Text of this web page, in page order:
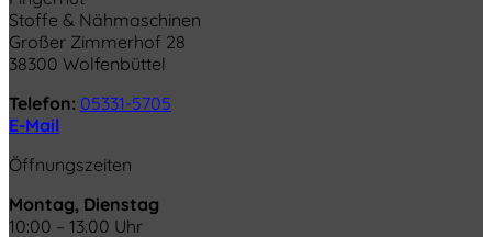
Stoffe & Nähmaschinen
Großer Zimmerhof 28
38300 Wolfenbüttel
Telefon: 05331-5705
E-Mail
Öffnungszeiten
Montag, Dienstag
10:00 – 13:00 Uhr